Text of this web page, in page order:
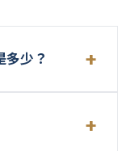
多少？